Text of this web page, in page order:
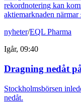
rekordnotering kan
aktiemarknaden
nyheter/EQL Pharma
Igår, 09:40
Dragning nedåt
Stockholmsbörsen
nedåt.